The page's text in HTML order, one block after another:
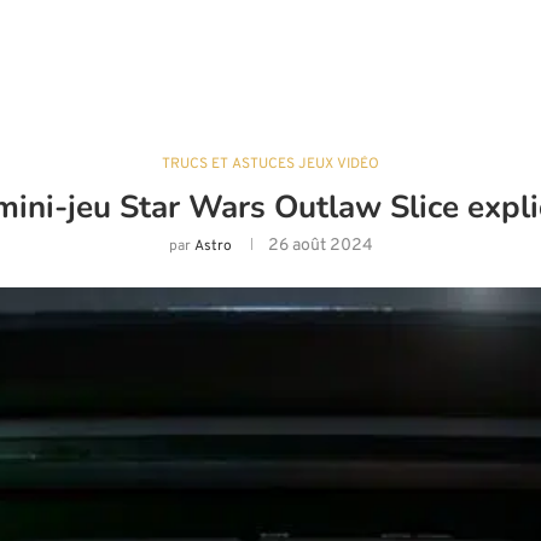
TRUCS ET ASTUCES JEUX VIDÉO
jeu Star Wars Outlaw Slice
parAstro 26 août 2024